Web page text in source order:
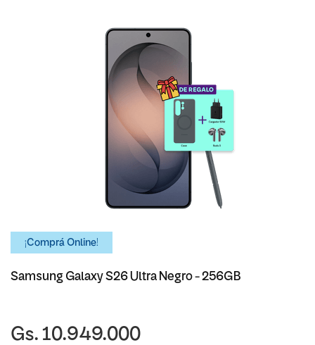
¡Comprá Online!
Samsung Galaxy S26 Ultra Negro - 256GB
Gs. 10.949.000